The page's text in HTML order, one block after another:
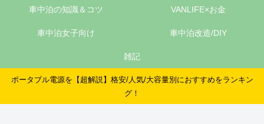
車中泊の知識＆コツ VANLIFE×お金
車中泊女子向け 車中泊改造/DIY
雑記
ポータブル電源を【超解説】格安/人気/大容量別におすすめをランキン
グ！